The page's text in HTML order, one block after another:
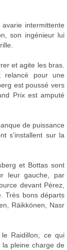
intermittente
son ingénieur lui
et agite les bras.
relancé pour une
est poussé vers
Prix est amputé
de puissance
s'installent sur la
et Bottas sont
leur gauche, par
devant Pérez,
Très bons départs
Räikkönen, Nasr
Raidillon, ce qui
pleine charge de